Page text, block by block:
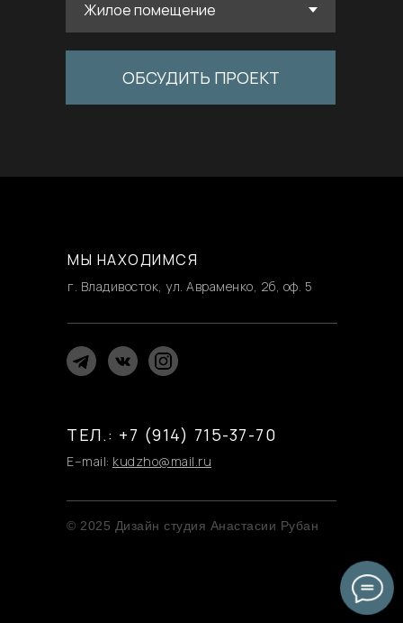
ОБСУДИТЬ ПРОЕКТ
ТЕЛ.: +7 (914) 715-37-70
E–mail: kudzho@mail.ru
© 2025 Дизайн студия Анастасии Рубан
МЫ НАХОДИМСЯ
г. Владивосток, ул. Авраменко, 2б, оф. 5